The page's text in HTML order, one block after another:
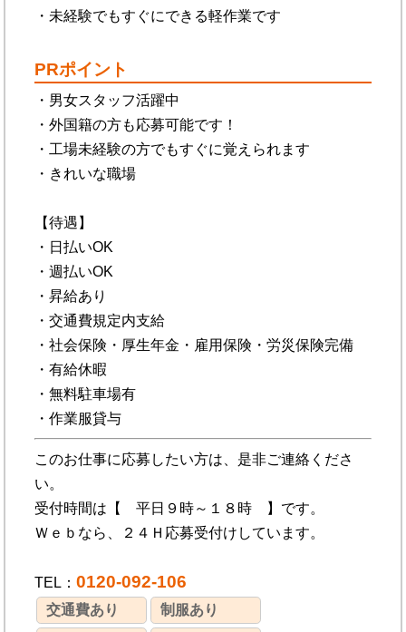
・未経験でもすぐにできる軽作業です
PRポイント
・男女スタッフ活躍中
・外国籍の方も応募可能です！
・工場未経験の方でもすぐに覚えられます
・きれいな職場
【待遇】
・日払いOK
・週払いOK
・昇給あり
・交通費規定内支給
・社会保険・厚生年金・雇用保険・労災保険完備
・有給休暇
・無料駐車場有
・作業服貸与
このお仕事に応募したい方は、是非ご連絡くださ
い。
受付時間は【 平日９時～１８時 】です。
Ｗｅｂなら、２４Ｈ応募受付けしています。
TEL：0120-092-106
交通費あり 制服あり